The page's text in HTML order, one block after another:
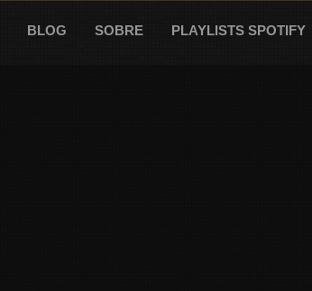
BLOG SOBRE PLAYLISTS SPOTIFY